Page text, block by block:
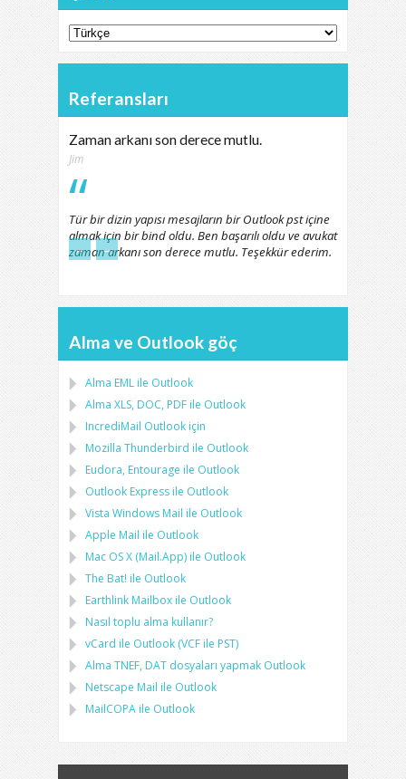
Referansları
Zaman arkanı son derece mutlu.
Jim
Tür bir dizin yapısı mesajların bir Outlook pst içine
almak için bir bind oldu. Ben başarılı oldu ve avukat
zaman arkanı son derece mutlu. Teşekkür ederim.
← →
Alma ve Outlook göç
Alma EML ile Outlook
Alma XLS, DOC, PDF ile Outlook
IncrediMail Outlook için
Mozilla Thunderbird ile Outlook
Eudora, Entourage ile Outlook
Outlook Express ile Outlook
Vista Windows Mail ile Outlook
Apple Mail ile Outlook
Mac OS X (Mail.App) ile Outlook
The Bat! ile Outlook
Earthlink Mailbox ile Outlook
Nasıl toplu alma kullanır?
vCard ile Outlook (VCF ile PST)
Alma TNEF, DAT dosyaları yapmak Outlook
Netscape Mail ile Outlook
MailCOPA ile Outlook